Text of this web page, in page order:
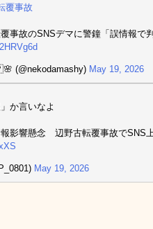
覆事故
事故のSNSデマに警鐘「誤情報
(@nekodamashy) May 19, 2026
か言いなよ
影響懸念 辺野古転覆事故でSNS
May 19, 2026